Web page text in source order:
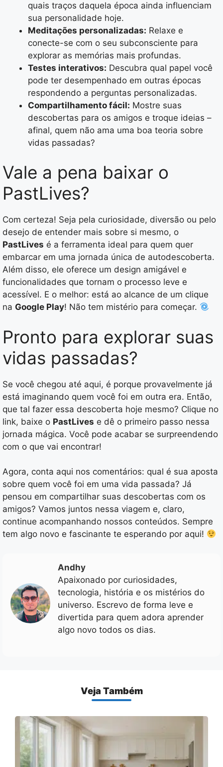
quais traços daquela época ainda influenciam
sua personalidade hoje.
Meditações personalizadas: Relaxe e
conecte-se com o seu subconsciente para
explorar as memórias mais profundas.
Testes interativos: Descubra qual papel você
pode ter desempenhado em outras épocas
respondendo a perguntas personalizadas.
Compartilhamento fácil: Mostre suas
descobertas para os amigos e troque ideias –
afinal, quem não ama uma boa teoria sobre
vidas passadas?
Vale a pena baixar o
PastLives?
Com certeza! Seja pela curiosidade, diversão ou pelo
desejo de entender mais sobre si mesmo, o
PastLives é a ferramenta ideal para quem quer
embarcar em uma jornada única de autodescoberta.
Além disso, ele oferece um design amigável e
funcionalidades que tornam o processo leve e
acessível. E o melhor: está ao alcance de um clique
na Google Play! Não tem mistério para começar.
Pronto para explorar suas
vidas passadas?
Se você chegou até aqui, é porque provavelmente já
está imaginando quem você foi em outra era. Então,
que tal fazer essa descoberta hoje mesmo? Clique no
link, baixe o PastLives e dê o primeiro passo nessa
jornada mágica. Você pode acabar se surpreendendo
com o que vai encontrar!
Agora, conta aqui nos comentários: qual é sua aposta
sobre quem você foi em uma vida passada? Já
pensou em compartilhar suas descobertas com os
amigos? Vamos juntos nessa viagem e, claro,
continue acompanhando nossos conteúdos. Sempre
tem algo novo e fascinante te esperando por aqui!
Andhy
Apaixonado por curiosidades,
tecnologia, história e os mistérios do
universo. Escrevo de forma leve e
divertida para quem adora aprender
algo novo todos os dias.
Veja Também